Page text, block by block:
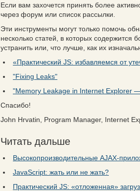
Если вам захочется принять более
через форум или список рассылки.
Эти инструменты могут только помочь
несколько статей, в которых
устранить или, что лучше, как их
«Практический JS: избавляемся от
"Fixing Leaks"
"Memory Leakage in Internet Explorer
Спасибо!
John Hrvatin, Program Manager, Internet
Читать дальше
Высокопроизводительные AJAX-
JavaScript: жать или не жать?
Практический JS: «отложенная»